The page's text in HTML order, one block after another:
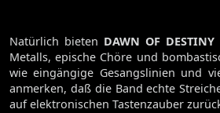
Natürlich bieten DAWN OF DESTINY
Metalls, epische Chöre und
wie eingängige Gesangslinien und
anmerken, daß die Band echte
auf elektronischen Tastenzauber